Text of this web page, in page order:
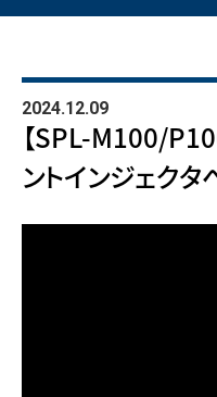
2024.12.09
【SPL-M100/
ントインジェク